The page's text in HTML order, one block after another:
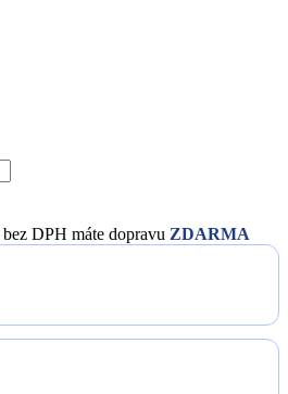
bez DPH máte dopravu ZDARMA